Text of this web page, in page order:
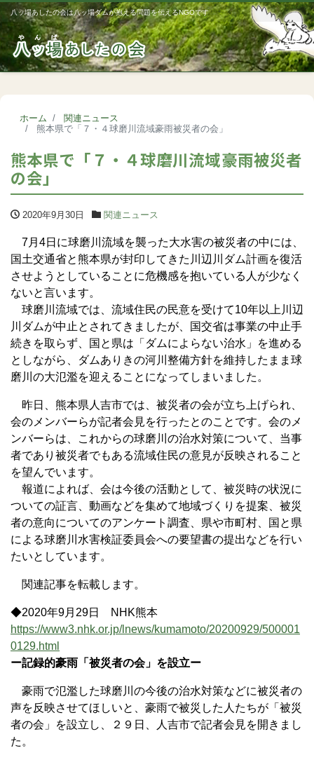
八ッ場あしたの会は八ッ場ダムが抱える問題を伝えるNGOです
ホーム
関連ニュース
熊本県で「７・４球磨川流域豪雨被災者の会」
熊本県で「７・４球磨川流域豪雨被災者
の会」
2020年9月30日 関連ニュース
7月4日に球磨川流域を襲った大水害の被災者の中には、
国土交通省と熊本県が封印してきた川辺川ダム計画を復活
させようとしていることに危機感を抱いている人が少なく
ないと言います。
球磨川流域では、流域住民の民意を受けて10年以上川辺
川ダムが中止とされてきましたが、国交省は事業の中止手
続きを取らず、国と県は「ダムによらない治水」を進める
としながら、ダムありきの河川整備方針を維持したまま球
磨川の大氾濫を迎えることになってしまいました。
昨日、熊本県人吉市では、被災者の会が立ち上げられ、
会のメンバーらが記者会見を行ったとのことです。会のメ
ンバーらは、これからの球磨川の治水対策について、当事
者であり被災者でもある流域住民の意見が反映されること
を望んでいます。
報道によれば、会は今後の活動として、被災時の状況に
ついての証言、動画などを集めて地域づくりを提案、被災
者の意向についてのアンケート調査、県や市町村、国と県
による球磨川水害検証委員会への要望書の提出などを行い
たいとしています。
関連記事を転載します。
◆2020年9月29日 NHK熊本
https://www3.nhk.or.jp/lnews/kumamoto/20200929/500001
0129.html
ー記録的豪雨「被災者の会」を設立ー
豪雨で氾濫した球磨川の今後の治水対策などに被災者の
声を反映させてほしいと、豪雨で被災した人たちが「被災
者の会」を設立し、２９日、人吉市で記者会見を開きまし
た。